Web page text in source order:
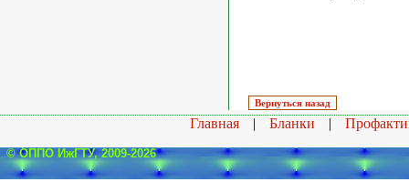
Главная | Бланки |
© ОППО ИжГТУ, 2009-2026